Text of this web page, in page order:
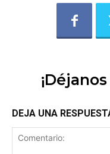
DEJA UNA